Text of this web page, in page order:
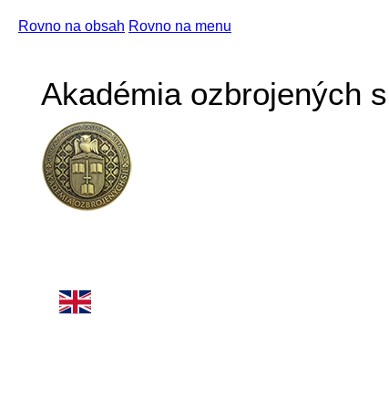
Rovno na obsah Rovno na menu
Akadémia ozbrojených